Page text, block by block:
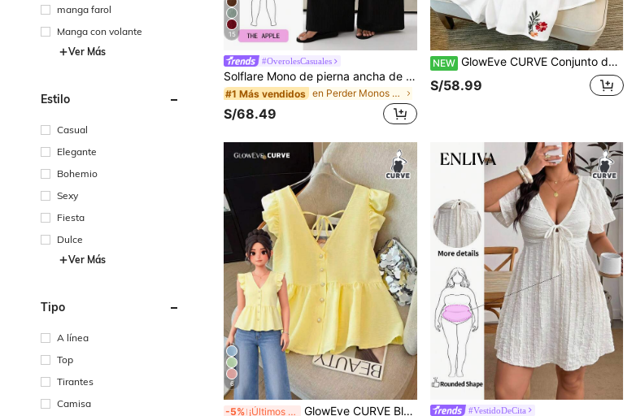
manga farol
Manga con volante
Ver Más
Estilo
Casual
Elegante
Bohemio
Sexy
Fiesta
Dulce
Ver Más
Tipo
A línea
Top
Tirantes
Camisa
15
#OverolesCasuales
Solflare Mono de pierna ancha de unicolor con cuello halter para mujer de talla grande
#1 Más vendidos en Perder Monos y bodies de talla grande
S/68.49
NEW GlowEve CURVE Conjunto de dos piezas de camisa bordada casual holgada sin mangas elegante sofisticada madura vintage francés perezoso versátil shorts
S/58.99
6
-5% ¡Últimos 2 días GlowEve CURVE Blusa de gasa con estampado floral para mujer de talla grande, de estilo casual y abierta al frente, versátil para primavera, verano y otoño #VestidoDeCita